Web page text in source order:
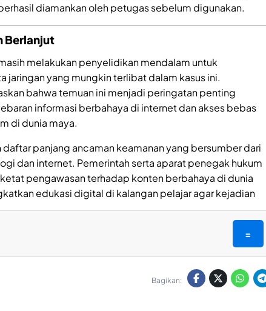
diamankan oleh petugas sebelum digunakan.
Berlanjut
melakukan penyelidikan mendalam untuk
jaringan yang mungkin terlibat dalam kasus ini.
bahwa temuan ini menjadi peringatan penting
informasi berbahaya di internet dan akses bebas
di dunia maya.
panjang ancaman keamanan yang bersumber dari
dan internet. Pemerintah serta aparat penegak hukum
pengawasan terhadap konten berbahaya di dunia
edukasi digital di kalangan pelajar agar kejadian
=
Bagikan: